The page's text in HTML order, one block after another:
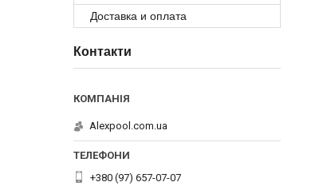
Доставка и оплата
Контакти
Alexpool.com.ua
+380 (97) 657-07-07